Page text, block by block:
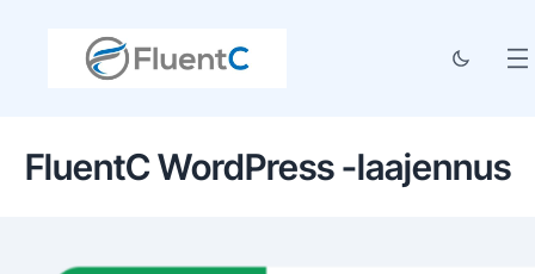
FluentC WordPress -laajennus